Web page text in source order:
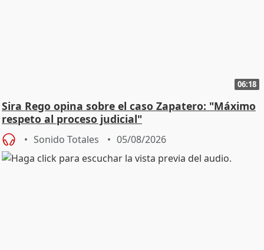
06:18
Sira Rego opina sobre el caso Zapatero: "Máximo
respeto al proceso judicial"
Sonido Totales 05/08/2026